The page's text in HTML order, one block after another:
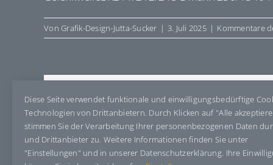
VonGrafik-Design-Jutta-Sucker | 3. Juli 2025 | Kommentare
Share This Story, Choose Your
Diese Seite verwendet funktionale und einwilligungsbedürftige
Technologien von Drittanbietern. Durch Klicken auf "Alle
stimmen Sie der Verarbeitung Ihrer personenbezogenen Daten
und Drittanbieter zu. Weitere Informationen finden Sie unter
"Einstellungen" und in unserer Datenschutzerklärung. Ihre